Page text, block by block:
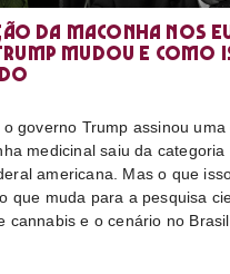
da maconha nos
mudou e como
governo Trump assinou uma
medicinal saiu da categoria
americana. Mas o que
que muda para a pesquisa
cannabis e o cenário no Brasil.